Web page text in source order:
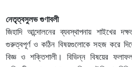
নেতৃত্বসুলভ গুণাবলী
জিহাদি আন্দোলনের ব্যবস্থাপনায় শাইখের
গুরুত্বপূর্ণ ও কঠিন বিষয়গুলোকে সহজ করে
বিজ্ঞ ও শক্তিশালী। বিভিন্ন বিষয়ের